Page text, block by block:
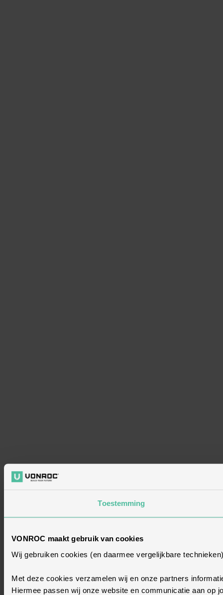
Toestemming
VONROC maakt gebruik van cookies
Wij gebruiken cookies (en daarmee vergelijkbare
Met deze cookies verzamelen wij en onze partners
Hiermee passen wij onze website en communicatie aan op